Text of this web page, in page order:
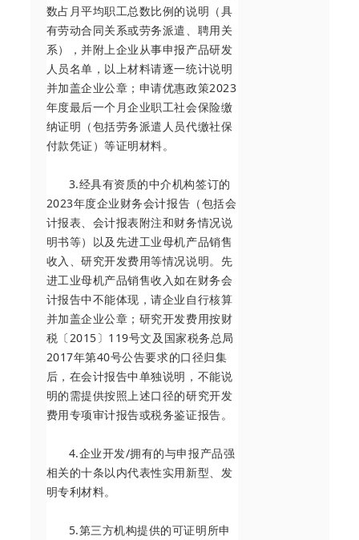
数占月平均职工总数比例的说明（具
有劳动合同关系或劳务派遣、聘用关
系），并附上企业从事申报产品研发
人员名单，以上材料请逐一统计说明
并加盖企业公章；申请优惠政策2023
年度最后一个月企业职工社会保险缴
纳证明（包括劳务派遣人员代缴社保
付款凭证）等证明材料。
3.经具有资质的中介机构签订的
2023年度企业财务会计报告（包括会
计报表、会计报表附注和财务情况说
明书等）以及先进工业母机产品销售
收入、研究开发费用等情况说明。先
进工业母机产品销售收入如在财务会
计报告中不能体现，请企业自行核算
并加盖企业公章；研究开发费用按财
税〔2015〕119号文及国家税务总局
2017年第40号公告要求的口径归集
后，在会计报告中单独说明，不能说
明的需提供按照上述口径的研究开发
费用专项审计报告或税务鉴证报告。
4.企业开发/拥有的与申报产品强
相关的十条以内代表性实用新型、发
明专利材料。
5.第三方机构提供的可证明所申